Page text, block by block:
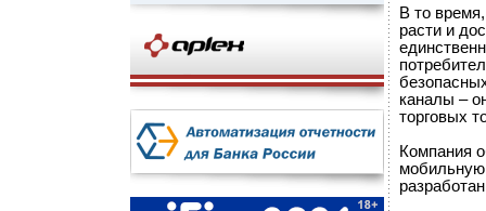
В то
расти и
каналы –
торговых
Компания
мобильную